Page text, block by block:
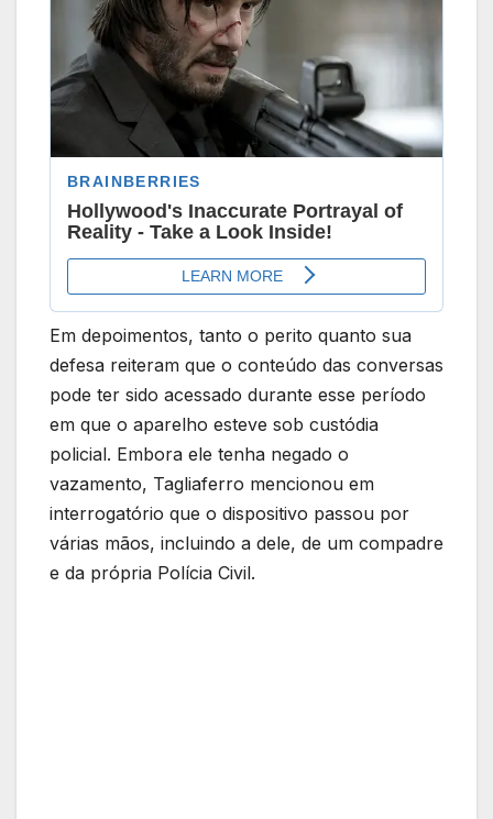
Em depoimentos, tanto o perito quanto sua
defesa reiteram que o conteúdo das conversas
pode ter sido acessado durante esse período
em que o aparelho esteve sob custódia
policial. Embora ele tenha negado o
vazamento, Tagliaferro mencionou em
interrogatório que o dispositivo passou por
várias mãos, incluindo a dele, de um compadre
e da própria Polícia Civil.